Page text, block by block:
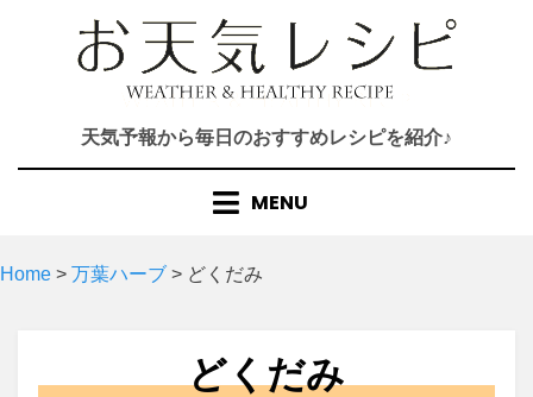
天気予報から毎日のおすすめレシピを紹介♪
MENU
Home > 万葉ハーブ > どくだみ
どくだみ